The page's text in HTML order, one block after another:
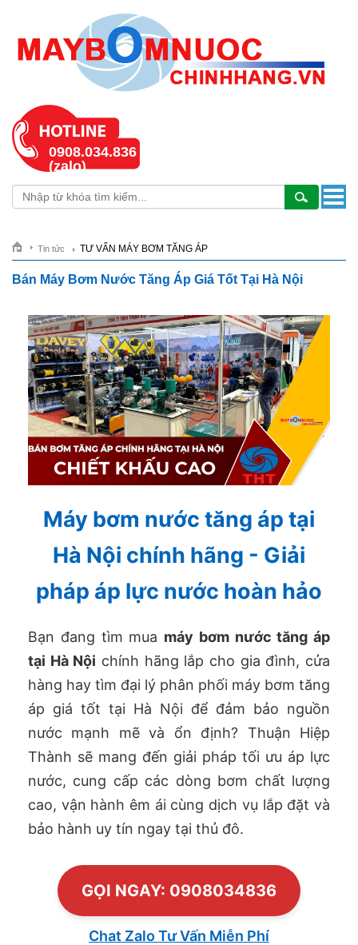
0908.034.836
(zalo)
Tin tức TƯ VẤN MÁY BƠM TĂNG ÁP
Bán Máy Bơm Nước Tăng Áp Giá Tốt Tại Hà Nội
Máy bơm nước tăng áp tại
Hà Nội chính hãng - Giải
pháp áp lực nước hoàn hảo
Bạn đang tìm mua máy bơm nước tăng áp
tại Hà Nội chính hãng lắp cho gia đình, cửa
hàng hay tìm đại lý phân phối máy bơm tăng
áp giá tốt tại Hà Nội để đảm bảo nguồn
nước mạnh mẽ và ổn định? Thuận Hiệp
Thành sẽ mang đến giải pháp tối ưu áp lực
nước, cung cấp các dòng bơm chất lượng
cao, vận hành êm ái cùng dịch vụ lắp đặt và
bảo hành uy tín ngay tại thủ đô.
GỌI NGAY: 0908034836
Chat Zalo Tư Vấn Miễn Phí